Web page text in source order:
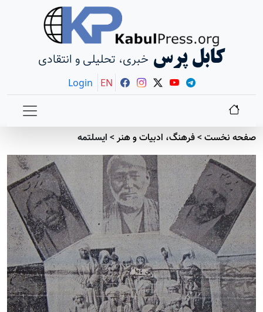
کابل پرس خبری، تحلیلی و انتقادی
Login EN
صفحه نخست>فرهنگ، ادبیات و هنر> ایسلتمه